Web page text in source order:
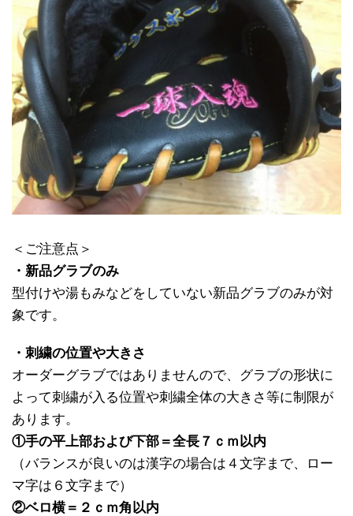
＜ご注意点＞
・新品グラブのみ
型付けや湯もみなどをしていない新品グラブのみが対
象です。
・刺繍の位置や大きさ
オーダーグラブではありませんので、グラブの形状に
よって刺繍が入る位置や刺繍全体の大きさ等に制限が
あります。
①手の平上部および下部＝全長７ｃｍ以内
（バランスが良いのは漢字の場合は４文字まで、ロー
マ字は６文字まで）
②ベロ横＝２ｃｍ角以内